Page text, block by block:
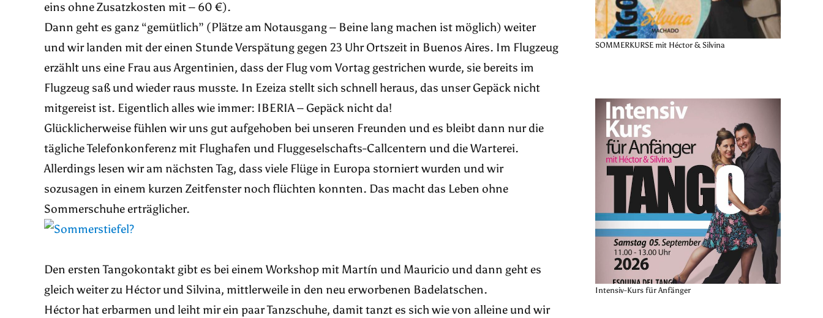
eins ohne Zusatzkosten mit – 60 €).
Dann geht es ganz “gemütlich” (Plätze am Notausgang – Beine lang machen ist möglich) weiter
und wir landen mit der einen Stunde Verspätung gegen 23 Uhr Ortszeit in Buenos Aires. Im Flugzeug
erzählt uns eine Frau aus Argentinien, dass der Flug vom Vortag gestrichen wurde, sie bereits im
Flugzeug saß und wieder raus musste. In Ezeiza stellt sich schnell heraus, das unser Gepäck nicht
mitgereist ist. Eigentlich alles wie immer: IBERIA – Gepäck nicht da!
Glücklicherweise fühlen wir uns gut aufgehoben bei unseren Freunden und es bleibt dann nur die
tägliche Telefonkonferenz mit Flughafen und Fluggeselschafts-Callcentern und die Warterei.
Allerdings lesen wir am nächsten Tag, dass viele Flüge in Europa storniert wurden und wir
sozusagen in einem kurzen Zeitfenster noch flüchten konnten. Das macht das Leben ohne
Sommerschuhe erträglicher.
Den ersten Tangokontakt gibt es bei einem Workshop mit Martín und Mauricio und dann geht es
gleich weiter zu Héctor und Silvina, mittlerweile in den neu erworbenen Badelatschen.
Héctor hat erbarmen und leiht mir ein paar Tanzschuhe, damit tanzt es sich wie von alleine und wir
SOMMERKURSE mit Héctor & Silvina
Intensiv-Kurs für Anfänger